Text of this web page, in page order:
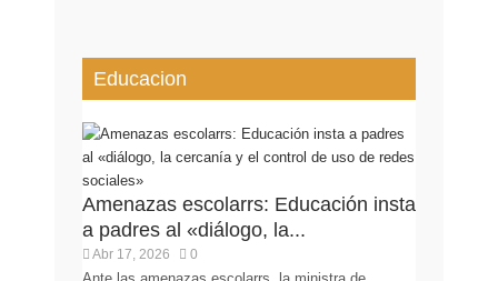
Educacion
Amenazas escolarrs: Educación insta
a padres al «diálogo, la...
Abr 17, 2026 0